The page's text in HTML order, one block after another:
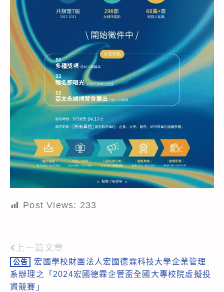
Post Views: 233
Read
more
articles
上一篇文章
公告
宏國學校財團法人宏國德霖科技大學企業管理
系辦理之「2024宏國德霖企管盃全國大專校院虛擬投
資競賽」